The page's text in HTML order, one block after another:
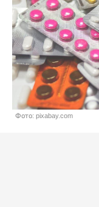
Фото: pixabay.com